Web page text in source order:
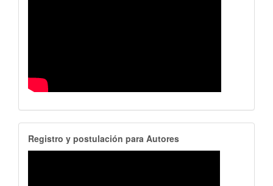
RegistroAutores
Registro y postulación para Autores